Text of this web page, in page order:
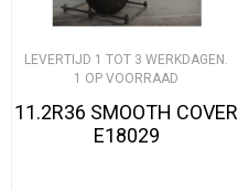
LEVERTIJD 1 TOT 3 WERKDAGEN.
1 OP VOORRAAD
11.2R36 SMOOTH COVER
E18029